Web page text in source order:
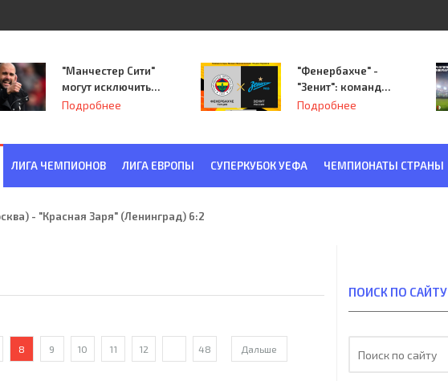
"Манчестер Сити"
могут исключить
из Лиги
Подробнее
"Фенербахче" -
"Зенит": команда
Семака начинает
Подробнее
ЛИГА ЧЕМПИОНОВ ЛИГА ЕВРОПЫ СУПЕРКУБОК УЕФА ЧЕМПИОНАТЫ СТРАНЫ
- "Красная Заря" (Ленинград) 6:2
8 9 10 11 12 48 Дальше
ПОИСК ПО САЙТУ